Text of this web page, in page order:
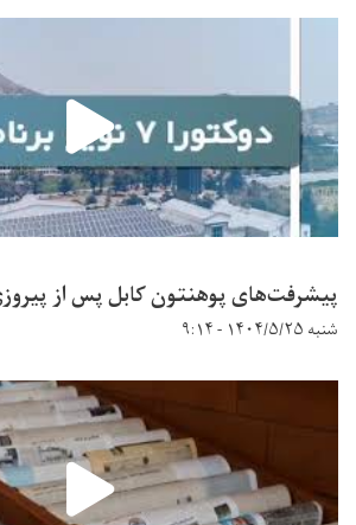
پیشرفت‌های پوهنتون کابل پس از پیروزی
شنبه ۱۴۰۴/۵/۲۵ - ۹:۱۴